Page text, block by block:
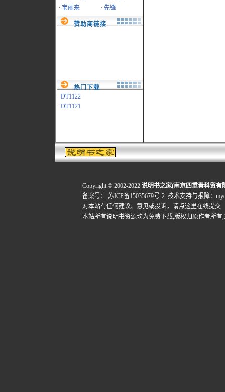
· 宝丽来 · 先锋
赞助商链接
热门下载
· DT1122
· DT1121
Copyright © 2002-2022 说明书之家(南京四重奏科贸有
备案号：
苏ICP备15035679号-2 技术支持与报障：
对本站有任何建议、意见或投诉， 请点这里在线提交
本站所有说明书资源均为免费下载,版权归原作者所